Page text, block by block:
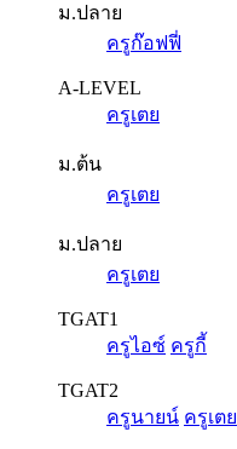
ม.ปลาย
ครูก๊อฟฟี่
A-LEVEL
ครูเตย
ม.ต้น
ครูเตย
ม.ปลาย
ครูเตย
TGAT1
ครูไอซ์ ครูกี้
TGAT2
ครูนายน์ ครูเตย